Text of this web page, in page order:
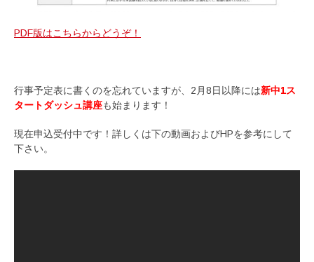
PDF版はこちらからどうぞ！
行事予定表に書くのを忘れていますが、2月8日以降には新中1ス
タートダッシュ講座も始まります！
現在申込受付中です！詳しくは下の動画およびHPを参考にして
下さい。